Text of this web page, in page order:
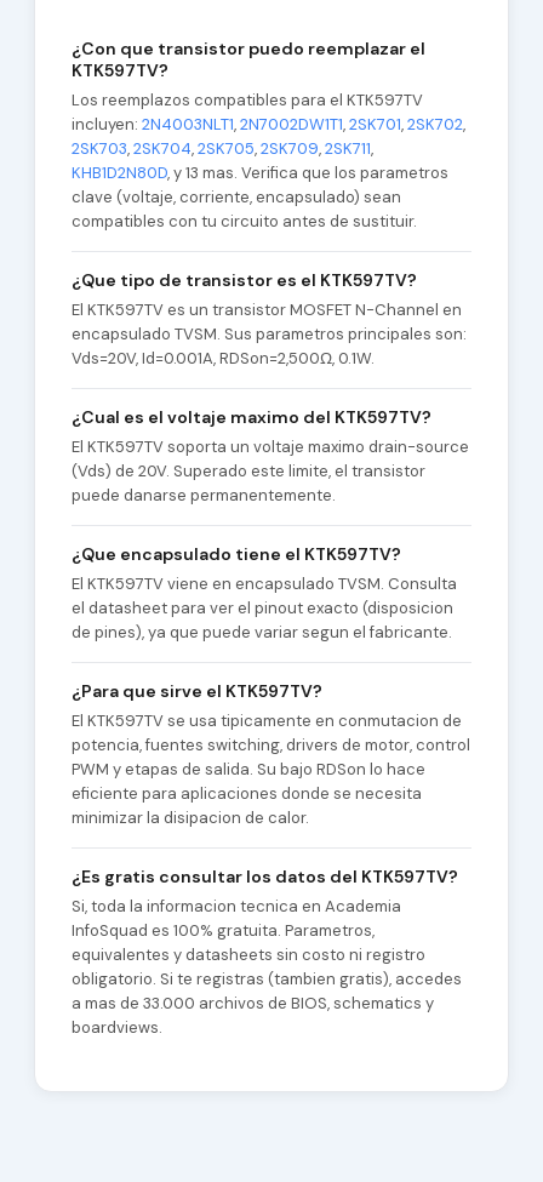
¿Con que transistor puedo reemplazar el
KTK597TV?
Los reemplazos compatibles para el KTK597TV
incluyen: 2N4003NLT1,2N7002DW1T1,2SK701,2SK702,
2SK703,2SK704,2SK705,2SK709,2SK711,
KHB1D2N80D, y 13 mas. Verifica que los parametros
clave (voltaje, corriente, encapsulado) sean
compatibles con tu circuito antes de sustituir.
¿Que tipo de transistor es el KTK597TV?
El KTK597TV es un transistor MOSFET N-Channel en
encapsulado TVSM. Sus parametros principales son:
Vds=20V, Id=0.001A, RDSon=2,500Ω, 0.1W.
¿Cual es el voltaje maximo del KTK597TV?
El KTK597TV soporta un voltaje maximo drain-source
(Vds) de 20V. Superado este limite, el transistor
puede danarse permanentemente.
¿Que encapsulado tiene el KTK597TV?
El KTK597TV viene en encapsulado TVSM. Consulta
el datasheet para ver el pinout exacto (disposicion
de pines), ya que puede variar segun el fabricante.
¿Para que sirve el KTK597TV?
El KTK597TV se usa tipicamente en conmutacion de
potencia, fuentes switching, drivers de motor, control
PWM y etapas de salida. Su bajo RDSon lo hace
eficiente para aplicaciones donde se necesita
minimizar la disipacion de calor.
¿Es gratis consultar los datos del KTK597TV?
Si, toda la informacion tecnica en Academia
InfoSquad es 100% gratuita. Parametros,
equivalentes y datasheets sin costo ni registro
obligatorio. Si te registras (tambien gratis), accedes
a mas de 33.000 archivos de BIOS, schematics y
boardviews.